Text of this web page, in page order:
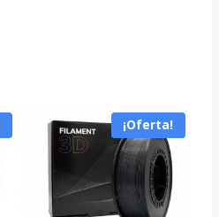
¡Oferta!